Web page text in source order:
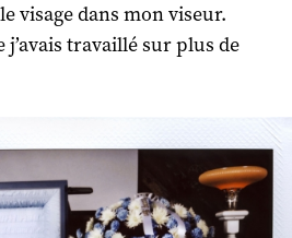
visage dans mon viseur.
travaillé sur plus de